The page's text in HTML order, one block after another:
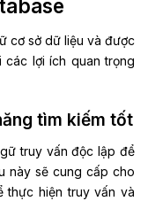
cơ sở dữ liệu và được
lợi ích quan trọng
tìm kiếm tốt
truy vấn độc lập để
này sẽ cung cấp cho
thực hiện truy vấn và